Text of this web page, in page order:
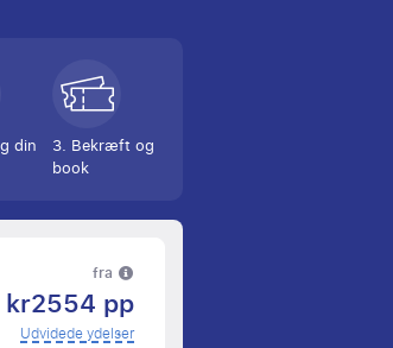
din
3. Bekræft og
book
fra
kr2554 pp
Udvidede ydelser